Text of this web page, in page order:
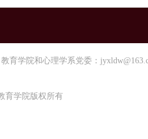
学院和心理学系党委：
育学院版权所有